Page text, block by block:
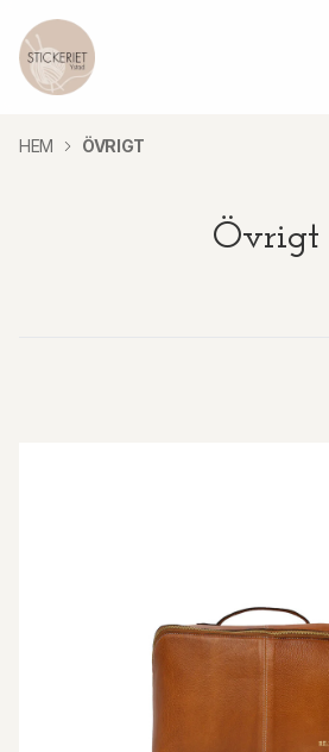
HEM ÖVRIGT
Övrigt